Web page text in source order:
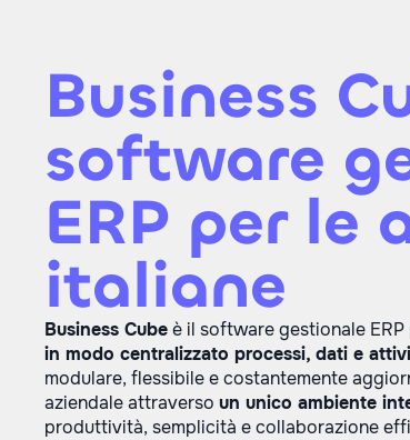
Business
software
ERP per le
italiane
Business Cubeè il software gestionale
in modo centralizzato processi, dati e
modulare, flessibile e costantemente
aziendale attraverso un unico ambiente
produttività, semplicità e collaborazione